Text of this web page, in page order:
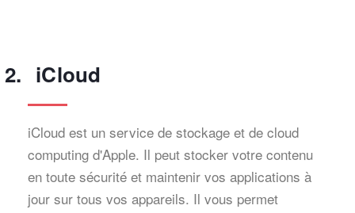
iCloud
iCloud est un service de stockage et de cloud
computing d'Apple. Il peut stocker votre contenu
en toute sécurité et maintenir vos applications à
jour sur tous vos appareils. Il vous permet